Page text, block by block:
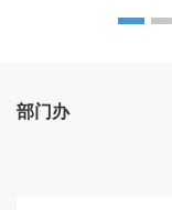
部门办